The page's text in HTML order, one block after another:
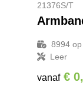
21376S/T
8994op
Leer
vanaf €